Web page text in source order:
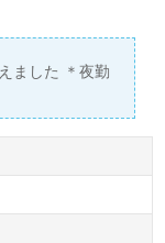
ました ＊夜勤